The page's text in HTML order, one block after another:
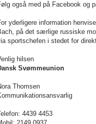
også med på Facebook og
yderligere information
på det særlige russiske
sportschefen i stedet for
hilsen
Svømmeunion
Thomsen
4439 4453